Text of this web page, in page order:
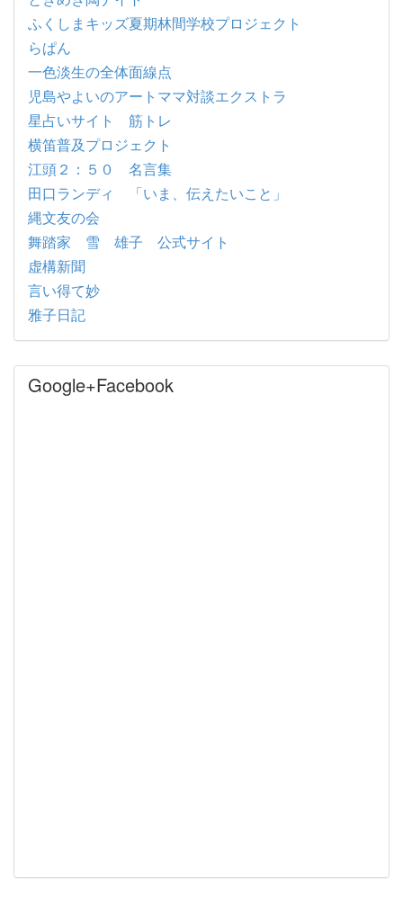
ふくしまキッズ夏期林間学校プロジェクト
らぱん
一色淡生の全体面線点
児島やよいのアートママ対談エクストラ
星占いサイト 筋トレ
横笛普及プロジェクト
江頭２：５０ 名言集
田口ランディ 「いま、伝えたいこと」
縄文友の会
舞踏家 雪 雄子 公式サイト
虚構新聞
言い得て妙
雅子日記
Google+Facebook